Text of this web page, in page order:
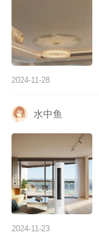
2024-11-28
水中鱼
2024-11-23